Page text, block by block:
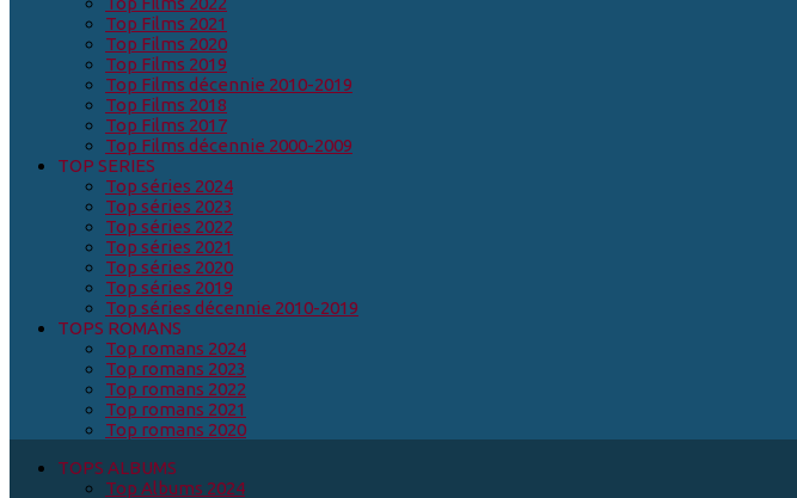
Top Films 2021
Top Films 2020
Top Films 2019
Top Films décennie 2010-2019
Top Films 2018
Top Films 2017
Top Films décennie 2000-2009
TOP SERIES
Top séries 2024
Top séries 2023
Top séries 2022
Top séries 2021
Top séries 2020
Top séries 2019
Top séries décennie 2010-2019
TOPS ROMANS
Top romans 2024
Top romans 2023
Top romans 2022
Top romans 2021
Top romans 2020
TOPS ALBUMS
Top Albums 2024